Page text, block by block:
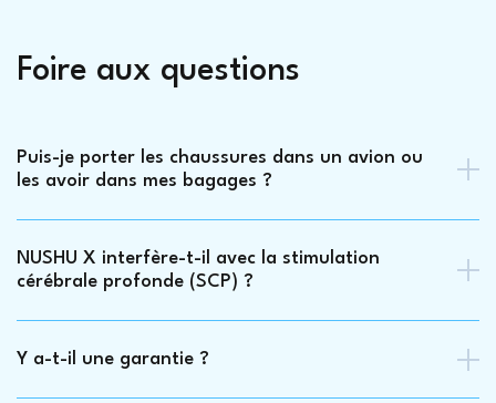
Foire aux questions
Puis-je porter les chaussures dans un avion ou
les avoir dans mes bagages ?
toute sécurité dans l’avion ou les ranger dans vos
bagages sans aucun problème.
NUSHU X interfère-t-il avec la stimulation
cérébrale profonde (SCP) ?
cérébrale profonde. You can wear our shoes without any
problems at any time.
Y a-t-il une garantie ?